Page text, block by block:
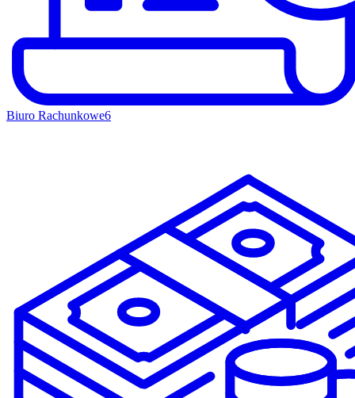
Biuro Rachunkowe6